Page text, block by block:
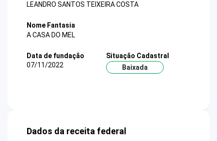
LEANDRO SANTOS TEIXEIRA COSTA
Nome Fantasia
A CASA DO MEL
Data de fundação
07/11/2022
Situação Cadastral
Baixada
Dados da receita federal